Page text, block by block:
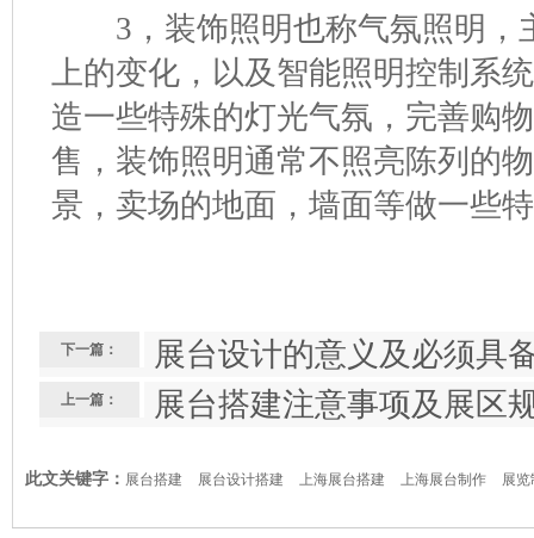
3，装饰照明也称气氛照明，
上的变化，以及智能照明控制系
造一些特殊的灯光气氛，完善购
售，装饰照明通常不照亮陈列的
景，卖场的地面，墙面等做一些
下一篇： 展台设计的意义及必须具
上一篇： 展台搭建注意事项及展区
此文关键字： 展台搭建 展台设计搭建 上海展台搭建 上海展台制作 展